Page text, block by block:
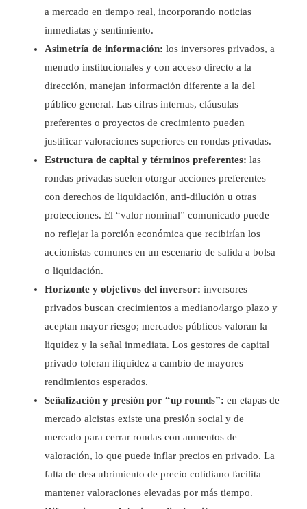
a mercado en tiempo real, incorporando noticias
inmediatas y sentimiento.
Asimetría de información: los inversores privados, a
menudo institucionales y con acceso directo a la
dirección, manejan información diferente a la del
público general. Las cifras internas, cláusulas
preferentes o proyectos de crecimiento pueden
justificar valoraciones superiores en rondas privadas.
Estructura de capital y términos preferentes: las
rondas privadas suelen otorgar acciones preferentes
con derechos de liquidación, anti-dilución u otras
protecciones. El “valor nominal” comunicado puede
no reflejar la porción económica que recibirían los
accionistas comunes en un escenario de salida a bolsa
o liquidación.
Horizonte y objetivos del inversor: inversores
privados buscan crecimientos a mediano/largo plazo y
aceptan mayor riesgo; mercados públicos valoran la
liquidez y la señal inmediata. Los gestores de capital
privado toleran iliquidez a cambio de mayores
rendimientos esperados.
Señalización y presión por “up rounds”: en etapas de
mercado alcistas existe una presión social y de
mercado para cerrar rondas con aumentos de
valoración, lo que puede inflar precios en privado. La
falta de descubrimiento de precio cotidiano facilita
mantener valoraciones elevadas por más tiempo.